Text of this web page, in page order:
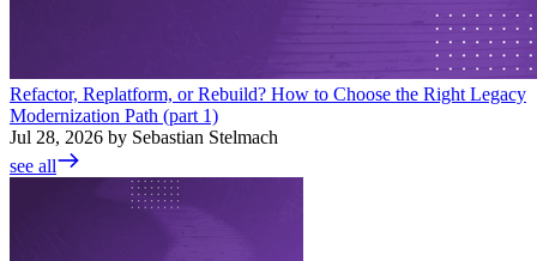
Refactor, Replatform, or Rebuild? How to Choose the Right Legacy
Modernization Path (part 1)
Jul 28, 2026 by Sebastian Stelmach
see all